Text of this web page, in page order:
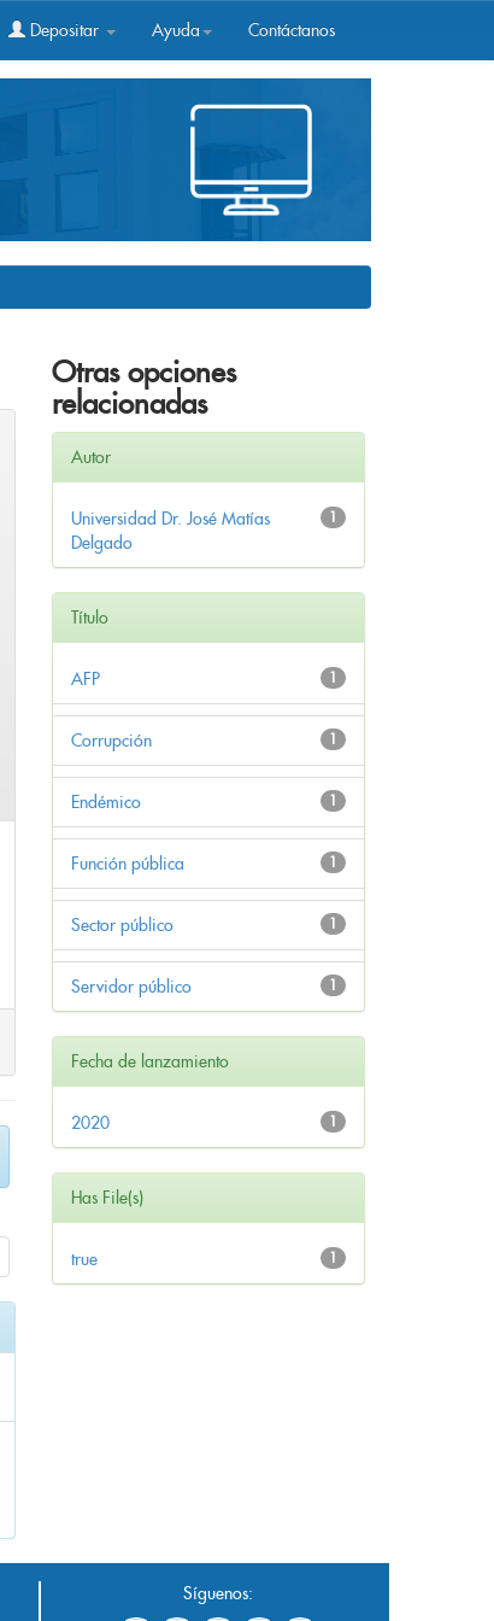
Depositar Ayuda Contáctanos
Otras opciones
relacionadas
Autor
1
Universidad Dr. José Matías
Delgado
Título
1
AFP
1
Corrupción
1
Endémico
1
Función pública
1
Sector público
1
Servidor público
Fecha de lanzamiento
1
2020
Has File(s)
1
true
Síguenos: